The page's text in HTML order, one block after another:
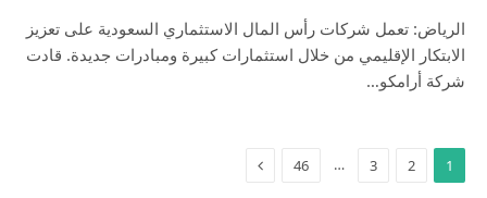
الرياض: تعمل شركات رأس المال الاستثماري السعودية على تعزيز
الابتكار الإقليمي من خلال استثمارات كبيرة ومبادرات جديدة. قادت
شركة أرامكو…
1
2
3
…
46